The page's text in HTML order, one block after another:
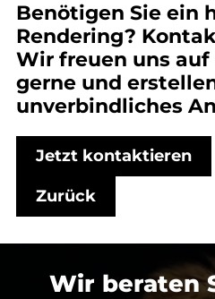
Benötigen Sie ein
Rendering?
Wir freuen uns auf
gerne und
unverbindliches
Jetzt kontaktieren
Zurück
Wir beraten